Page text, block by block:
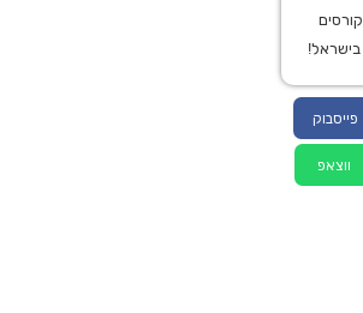
בישראל!
פייסבוק
ווצאפ